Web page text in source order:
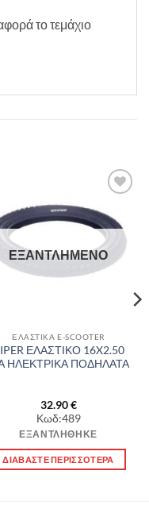
το τεμάχιο
στην λίστα
επιθυμιών
ΕΞΑΝΤΛΗΜΈΝΟ
ΕΛΑΣΤΙΚΑ E-SCOOTER
ΕΛΑΣΤΙΚΟ 16X2.50
ΗΛΕΚΤΡΙΚΑ ΠΟΔΗΛΑΤΑ
32.90€
Κωδ:489
ΕΞΑΝΤΛΉΘΗΚΕ
ΔΙΑΒΆΣΤΕ ΠΕΡΙΣΣΌΤΕΡΑ